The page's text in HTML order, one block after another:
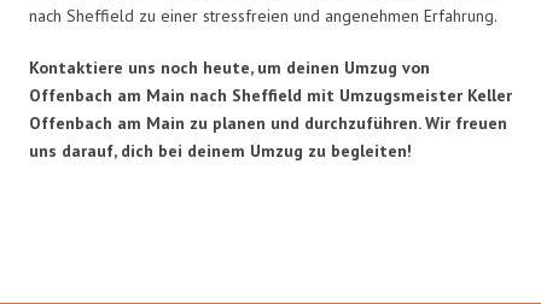
nach Sheffield zu einer stressfreien und angenehmen Erfahrung.
Kontaktiere uns noch heute, um deinen Umzug von
Offenbach am Main nach Sheffield mit Umzugsmeister Keller
Offenbach am Main zu planen und durchzuführen. Wir freuen
uns darauf, dich bei deinem Umzug zu begleiten!